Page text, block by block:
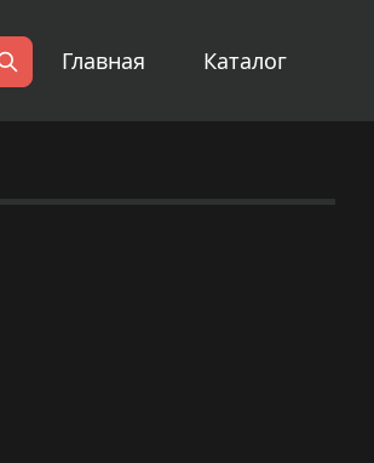
Поиск
Главная Каталог